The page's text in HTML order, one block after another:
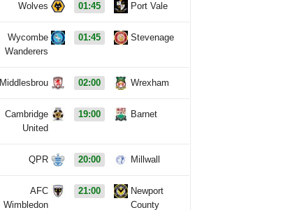
Wolves 01:45 Port Vale
Wycombe
Wanderers
01:45 Stevenage
Middlesbrou 02:00 Wrexham
Cambridge
United
19:00 Barnet
QPR 20:00 Millwall
AFC
Wimbledon
21:00
Newport
County